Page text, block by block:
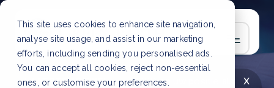
This site uses cookies to enhance site navigation,
analyse site usage, and assist in our marketing
efforts, including sending you personalised ads.
You can accept all cookies, reject non-essential
ones, or customise your preferences.
x
LAATSTE ARTIKEL
CSRD en uw positie als